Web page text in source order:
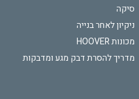
סיקה
ניקיון לאחר בנייה
מכונות HOOVER
מדריך להסרת דבק מגע ומדבקות